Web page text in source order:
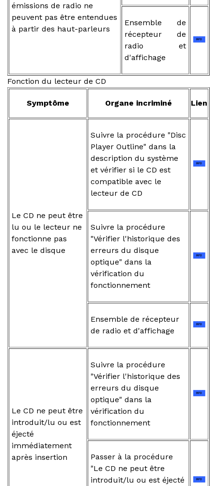
émissions de radio ne
peuvent pas être entendues
à partir des haut-parleurs
Ensemble de
récepteur de
radio et
d'affichage
Fonction du lecteur de CD
Symptôme Organe incriminé Lien
Le CD ne peut être
lu ou le lecteur ne
fonctionne pas
avec le disque
Suivre la procédure "Disc
Player Outline" dans la
description du système
et vérifier si le CD est
compatible avec le
lecteur de CD
Suivre la procédure
"Vérifier l'historique des
erreurs du disque
optique" dans la
vérification du
fonctionnement
Ensemble de récepteur
de radio et d'affichage
Le CD ne peut être
introduit/lu ou est
éjecté
immédiatement
après insertion
Suivre la procédure
"Vérifier l'historique des
erreurs du disque
optique" dans la
vérification du
fonctionnement
Passer à la procédure
"Le CD ne peut être
introduit/lu ou est éjecté